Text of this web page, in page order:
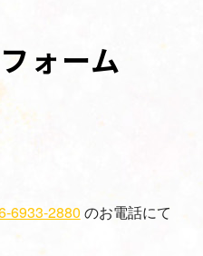
ォーム
6933-2880 のお電話にて